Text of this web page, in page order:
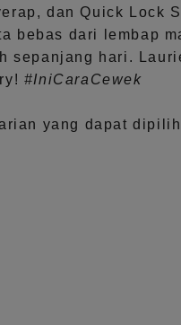
dan Quick Lock
bebas dari lembap
sepanjang hari.
#IniCaraCewek
yang dapat